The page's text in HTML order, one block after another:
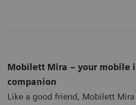
Mobilett Mira – your mobile
companion
Like a good friend, Mobilett